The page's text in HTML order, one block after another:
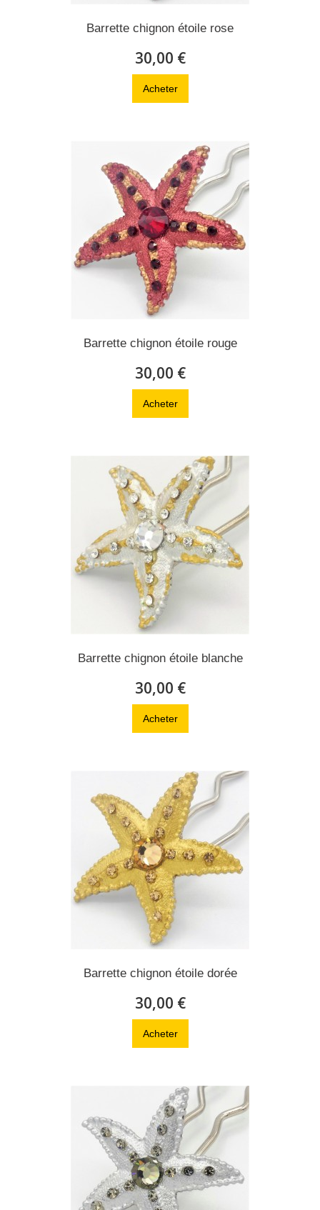
Barrette chignon étoile rose
30,00 €
Acheter
Barrette chignon étoile rouge
30,00 €
Acheter
Barrette chignon étoile blanche
30,00 €
Acheter
Barrette chignon étoile dorée
30,00 €
Acheter